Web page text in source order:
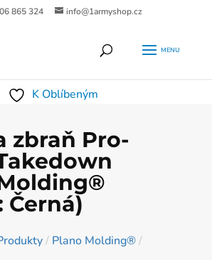
865 324 info@1armyshop.cz
K Oblíbeným
zbraň Pro-
Černá)
/ Plano Molding®/